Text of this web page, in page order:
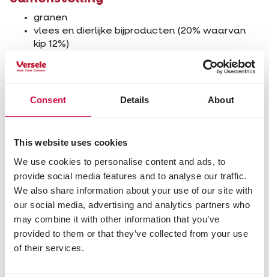
Consent Details About
This website uses cookies
We use cookies to personalise content and ads, to
provide social media features and to analyse our traffic.
We also share information about your use of our site with
our social media, advertising and analytics partners who
may combine it with other information that you’ve
provided to them or that they’ve collected from your use
of their services.
granen
vlees en dierlijke bijproducten (20% waarvan
kip 12%)
plantaardige bijproducten (bietenpulp 3%)
oliën en vetten (zalmolie 1%)
groenten (erwten 4%, wortels 0,1%*)
*komt overeen met 0,9% gerehydreerde wortels;
Analytische bestanddelen
eiwit 25,0%
vetgehalte 12,0%